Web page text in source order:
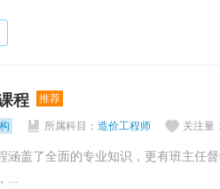
程 推荐
所属科目： 造价工程师 关注量：
涵盖了全面的专业知识，更有班主任